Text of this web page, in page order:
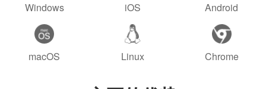
Windows iOS Android
macOS Linux Chrome